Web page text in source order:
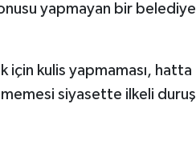
yapmayan bir belediye
için kulis yapmaması, hatta
siyasette ilkeli duruş